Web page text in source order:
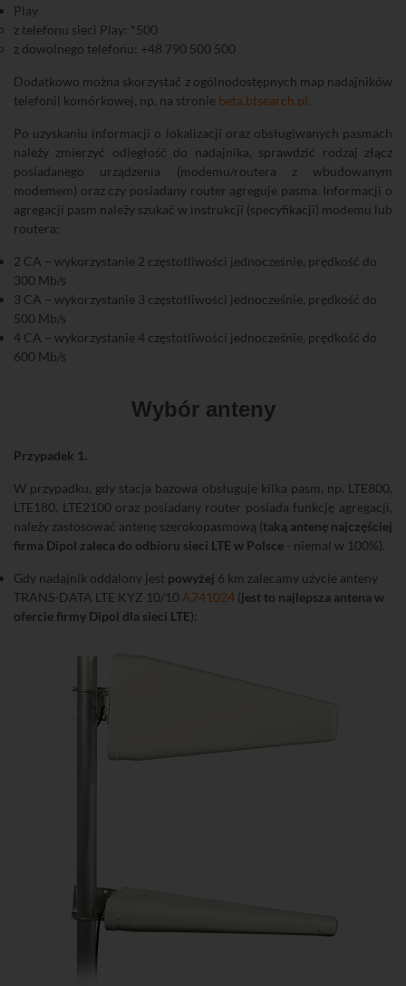
Play
z telefonu sieci Play: *500
z dowolnego telefonu: +48 790 500 500
Dodatkowo można skorzystać z ogólnodostępnych map nadajników
telefonii komórkowej, np. na stronie beta.btsearch.pl.
Po uzyskaniu informacji o lokalizacji oraz obsługiwanych pasmach
należy zmierzyć odległość do nadajnika, sprawdzić rodzaj złącz
posiadanego urządzenia (modemu/routera z wbudowanym
modemem) oraz czy posiadany router agreguje pasma. Informacji o
agregacji pasm należy szukać w instrukcji (specyfikacji) modemu lub
routera:
2 CA – wykorzystanie 2 częstotliwości jednocześnie, prędkość do
300 Mb/s
3 CA – wykorzystanie 3 częstotliwości jednocześnie, prędkość do
500 Mb/s
4 CA – wykorzystanie 4 częstotliwości jednocześnie, prędkość do
600 Mb/s
Wybór anteny
Przypadek 1.
W przypadku, gdy stacja bazowa obsługuje kilka pasm, np. LTE800,
LTE180, LTE2100 oraz posiadany router posiada funkcję agregacji,
należy zastosować antenę szerokopasmową (taką antenę najczęściej
firma Dipol zaleca do odbioru sieci LTE w Polsce - niemal w 100%).
Gdy nadajnik oddalony jest powyżej 6 km zalecamy użycie anteny
TRANS-DATA LTE KYZ 10/10 A741024 (jest to najlepsza antena w
ofercie firmy Dipol dla sieci LTE):